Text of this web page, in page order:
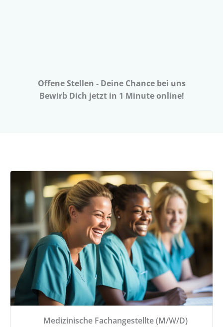
Offene Stellen - Deine Chance bei uns
Bewirb Dich jetzt in 1 Minute online!
Medizinische Fachangestellte (M/W/D)